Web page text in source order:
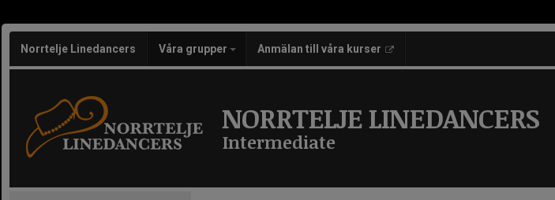
Norrtelje Linedancers Våra grupper Anmälan till våra kurser
NORRTELJE LINEDANCERS
Intermediate